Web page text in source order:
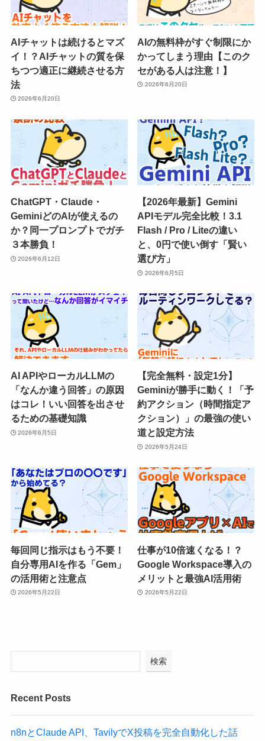
AIチャットは続けるとマズ
イ！？AIチャットの質を保
ちつつ適正に継続させる方
法
2026年6月20日
AIの無料枠がすぐ制限にか
かってしまう理由【このク
セがある人は注意！】
2026年6月20日
ChatGPT・Claude・
GeminiどのAIが使えるの
か？同一プロンプトでガチ
３本勝負！
2026年6月12日
【2026年最新】Gemini
APIモデル完全比較！3.1
Flash / Pro / Liteの違い
と、0円で使い倒す「賢い
選び方」
2026年6月5日
AI APIやローカルLLMの
「なんか違う回答」の原因
はコレ！いい回答を出させ
るための基礎知識
2026年6月5日
【完全無料・設定1分】
Geminiが勝手に動く！「予
約アクション（時間指定ア
クション）」の最強の使い
道と設定方法
2026年5月24日
毎回同じ指示はもう不要！
自分専用AIを作る「Gem」
の活用術と注意点
2026年5月22日
仕事が10倍速くなる！？
Google Workspace導入の
メリットと最強AI活用術
2026年5月22日
検索
Recent Posts
n8nとClaude API、TavilyでX投稿を完全自動化した話